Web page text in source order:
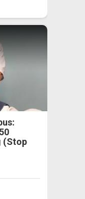
(Stop